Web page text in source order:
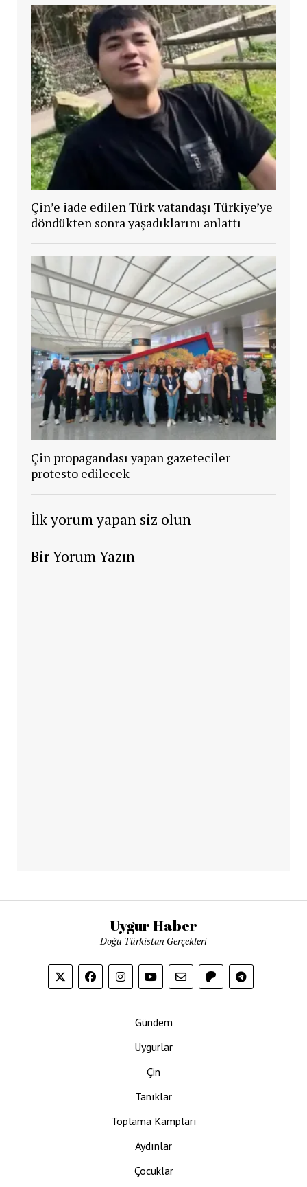
Çin’e iade edilen Türk vatandaşı Türkiye’ye
döndükten sonra yaşadıklarını anlattı
Çin propagandası yapan gazeteciler
protesto edilecek
İlk yorum yapan siz olun
Bir Yorum Yazın
Uygur Haber
Doğu Türkistan Gerçekleri
Gündem
Uygurlar
Çin
Tanıklar
Toplama Kampları
Aydınlar
Çocuklar